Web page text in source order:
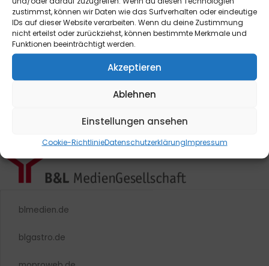
zustimmst, können wir Daten wie das Surfverhalten oder eindeutige
IDs auf dieser Website verarbeiten. Wenn du deine Zustimmung
nicht erteilst oder zurückziehst, können bestimmte Merkmale und
Funktionen beeinträchtigt werden.
Akzeptieren
Ablehnen
Einstellungen ansehen
Cookie-RichtlinieDatenschutzerklärungImpressum
blmedien.de
blgastro.de